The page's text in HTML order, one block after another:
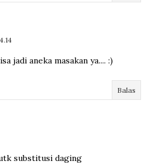
jadi aneka masakan ya.... :)
Balas
substitusi daging